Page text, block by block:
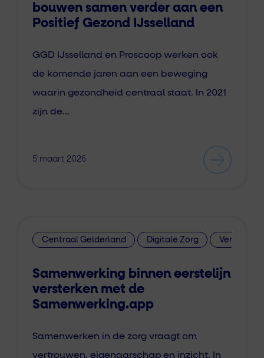
bouwen samen verder aan een
Positief Gezond IJsselland
GGD IJsselland en Proscoop werken ook
de komende jaren aan een beweging
waarin gezondheid centraal staat. In 2021
zijn de…
5 maart 2026
Centraal Gelderland Digitale Zorg
Samenwerking binnen eerstelijn
versterken met de
Samenwerking.app
Samenwerken in de zorg vraagt om
vertrouwen, eigenaarschap en inzicht. In